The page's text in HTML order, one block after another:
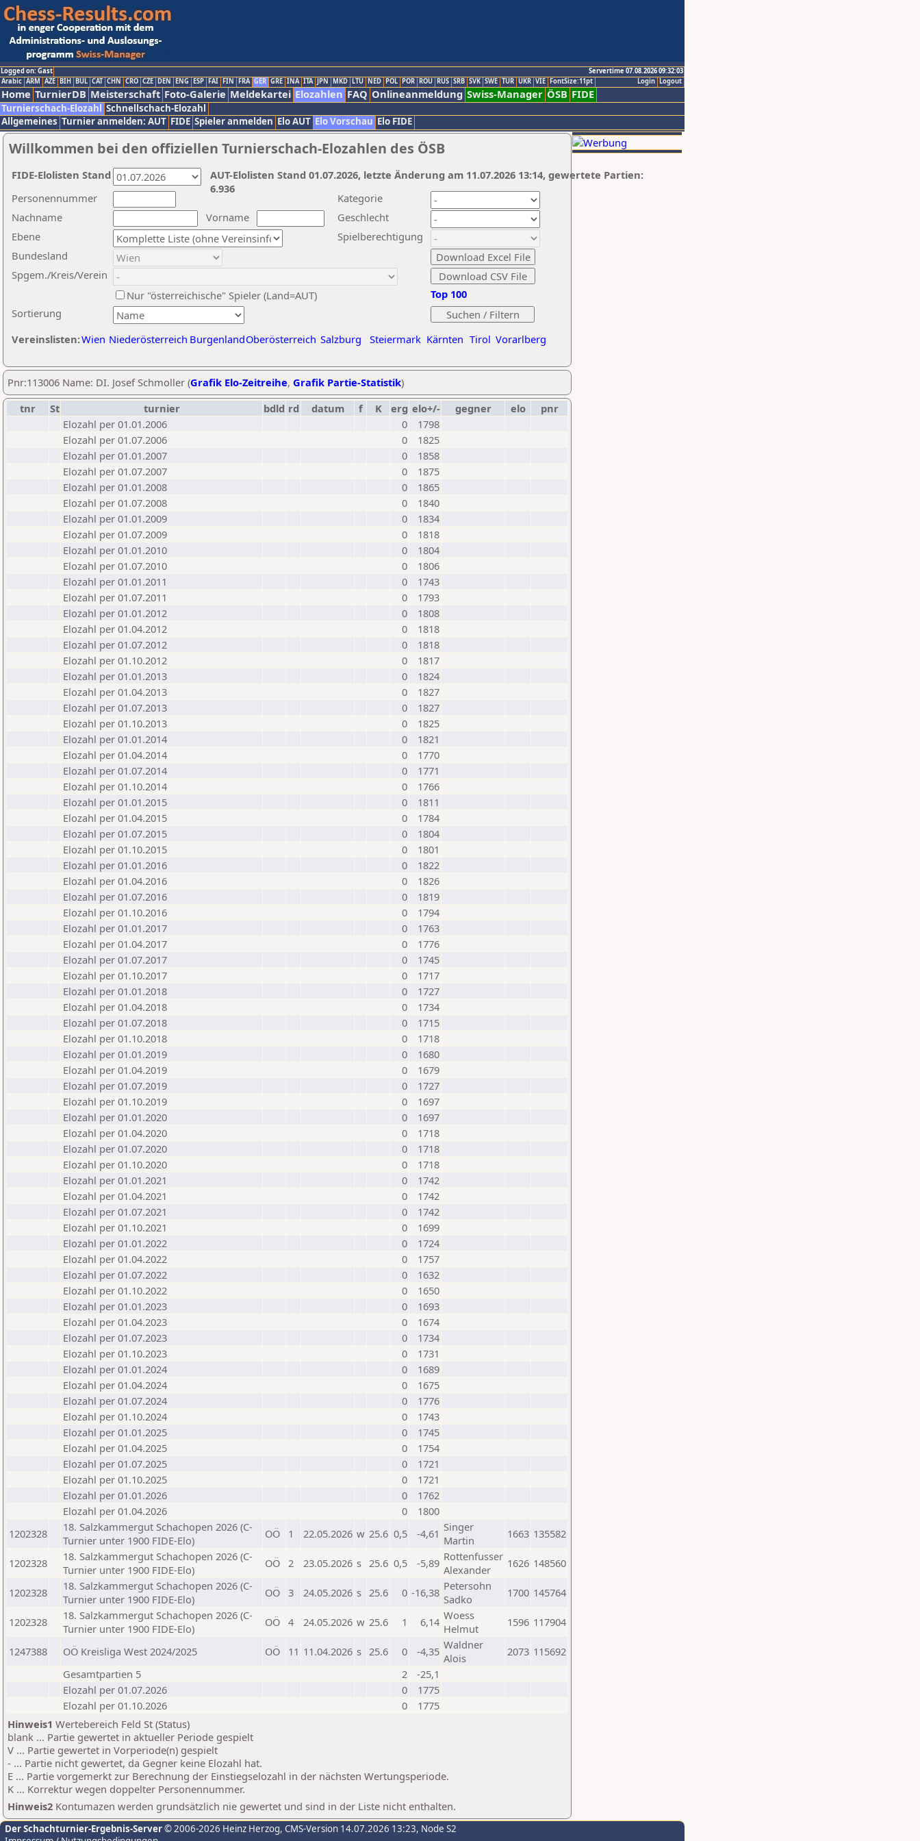
Logged on: Gast
Servertime 07.08.2026 09:32:03
Logout
Login
Arabic ARM AZE BIH BUL CAT CHN CRO CZE DEN ENG ESP FAI FIN FRA GER GRE INA ITA JPN MKD LTU NED POL POR ROU RUS SRB SVK SWE TUR UKR VIE FontSize:11pt
Home TurnierDB Meisterschaft Foto-Galerie Meldekartei Elozahlen FAQ Onlineanmeldung Swiss-Manager ÖSB FIDE
Turnierschach-Elozahl Schnellschach-Elozahl
Allgemeines Turnier anmelden: AUT FIDE Spieler anmelden Elo AUT Elo Vorschau Elo FIDE
Willkommen bei den offiziellen Turnierschach-Elozahlen des ÖSB
Nachname
Vorname
Ebene
Kategorie
Sortierung
Personennummer
Bundesland
Spgem./Kreis/Verein
Geschlecht
Nur "österreichische" Spieler (Land=AUT)
Spielberechtigung
Vereinslisten:Wien Niederösterreich BurgenlandOberösterreich Salzburg Steiermark Kärnten Tirol Vorarlberg
Top 100
AUT-Elolisten Stand 01.07.2026, letzte Änderung am 11.07.2026 13:14, gewertete Partien:
6.936
FIDE-Elolisten Stand
Pnr:113006 Name: DI. Josef Schmoller (Grafik Elo-Zeitreihe, Grafik Partie-Statistik)
tnr
St turnier bdld rd datum f K erg elo+/- gegner elo
pnr
Elozahl per 01.01.2006
0
1798
Elozahl per 01.07.2006
0
1825
Elozahl per 01.01.2007
0
1858
Elozahl per 01.07.2007
0
1875
Elozahl per 01.01.2008
0
1865
Elozahl per 01.07.2008
0
1840
Elozahl per 01.01.2009
0
1834
Elozahl per 01.07.2009
0
1818
Elozahl per 01.01.2010
0
1804
Elozahl per 01.07.2010
0
1806
Elozahl per 01.01.2011
0
1743
Elozahl per 01.07.2011
0
1793
Elozahl per 01.01.2012
0
1808
Elozahl per 01.04.2012
0
1818
Elozahl per 01.07.2012
0
1818
Elozahl per 01.10.2012
0
1817
Elozahl per 01.01.2013
0
1824
Elozahl per 01.04.2013
0
1827
Elozahl per 01.07.2013
0
1827
Elozahl per 01.10.2013
0
1825
Elozahl per 01.01.2014
0
1821
Elozahl per 01.04.2014
0
1770
Elozahl per 01.07.2014
0
1771
Elozahl per 01.10.2014
0
1766
Elozahl per 01.01.2015
0
1811
Elozahl per 01.04.2015
0
1784
Elozahl per 01.07.2015
0
1804
Elozahl per 01.10.2015
0
1801
Elozahl per 01.01.2016
0
1822
Elozahl per 01.04.2016
0
1826
Elozahl per 01.07.2016
0
1819
Elozahl per 01.10.2016
0
1794
Elozahl per 01.01.2017
0
1763
Elozahl per 01.04.2017
0
1776
Elozahl per 01.07.2017
0
1745
Elozahl per 01.10.2017
0
1717
Elozahl per 01.01.2018
0
1727
Elozahl per 01.04.2018
0
1734
Elozahl per 01.07.2018
0
1715
Elozahl per 01.10.2018
0
1718
Elozahl per 01.01.2019
0
1680
Elozahl per 01.04.2019
0
1679
Elozahl per 01.07.2019
0
1727
Elozahl per 01.10.2019
0
1697
Elozahl per 01.01.2020
0
1697
Elozahl per 01.04.2020
0
1718
Elozahl per 01.07.2020
0
1718
Elozahl per 01.10.2020
0
1718
Elozahl per 01.01.2021
0
1742
Elozahl per 01.04.2021
0
1742
Elozahl per 01.07.2021
0
1742
Elozahl per 01.10.2021
0
1699
Elozahl per 01.01.2022
0
1724
Elozahl per 01.04.2022
0
1757
Elozahl per 01.07.2022
0
1632
Elozahl per 01.10.2022
0
1650
Elozahl per 01.01.2023
0
1693
Elozahl per 01.04.2023
0
1674
Elozahl per 01.07.2023
0
1734
Elozahl per 01.10.2023
0
1731
Elozahl per 01.01.2024
0
1689
Elozahl per 01.04.2024
0
1675
Elozahl per 01.07.2024
0
1776
Elozahl per 01.10.2024
0
1743
Elozahl per 01.01.2025
0
1745
Elozahl per 01.04.2025
0
1754
Elozahl per 01.07.2025
0
1721
Elozahl per 01.10.2025
0
1721
Elozahl per 01.01.2026
0
1762
Elozahl per 01.04.2026
0
1800
1202328
18. Salzkammergut Schachopen 2026 (C-
Turnier unter 1900 FIDE-Elo)
OÖ 1 22.05.2026 w 25.6 0,5 -4,61 Singer
Martin
1663 135582
1202328
18. Salzkammergut Schachopen 2026 (C-
Turnier unter 1900 FIDE-Elo)
OÖ 2 23.05.2026 s 25.6 0,5 -5,89 Rottenfusser
Alexander
1626 148560
1202328
18. Salzkammergut Schachopen 2026 (C-
Turnier unter 1900 FIDE-Elo)
OÖ 3 24.05.2026 s 25.6 0 -16,38 Petersohn
Sadko
1700 145764
1202328
18. Salzkammergut Schachopen 2026 (C-
Turnier unter 1900 FIDE-Elo)
OÖ 4 24.05.2026 w 25.6 1 6,14 Woess
Helmut
1596 117904
1247388 OÖ Kreisliga West 2024/2025 OÖ 11 11.04.2026 s 25.6 0 -4,35 Waldner
Alois
2073 115692
Gesamtpartien 5
2
-25,1
Elozahl per 01.07.2026
0
1775
Elozahl per 01.10.2026
0
1775
Hinweis1 Wertebereich Feld St (Status)
blank ... Partie gewertet in aktueller Periode gespielt
V ... Partie gewertet in Vorperiode(n) gespielt
- ... Partie nicht gewertet, da Gegner keine Elozahl hat.
E ... Partie vorgemerkt zur Berechnung der Einstiegselozahl in der nächsten Wertungsperiode.
K ... Korrektur wegen doppelter Personennummer.
Hinweis2 Kontumazen werden grundsätzlich nie gewertet und sind in der Liste nicht enthalten.
Der Schachturnier-Ergebnis-Server© 2006-2026 Heinz Herzog, CMS-Version 14.07.2026 13:23, Node S2